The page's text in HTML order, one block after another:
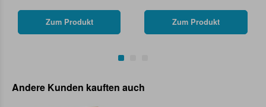
Zum Produkt Zum Produkt
Andere Kunden kauften auch